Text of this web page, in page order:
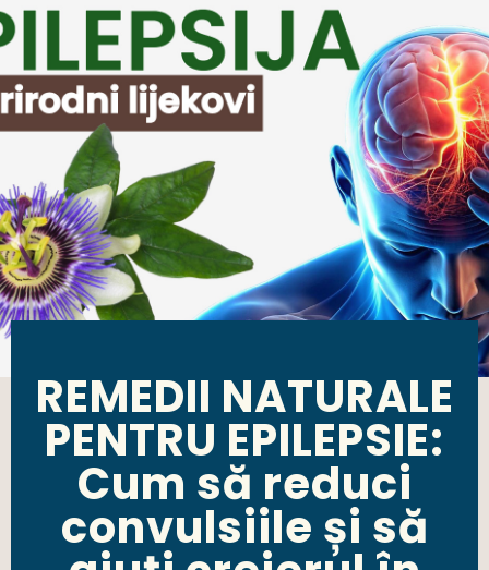
REMEDII NATURALE
PENTRU EPILEPSIE:
Cum să reduci
convulsiile și să